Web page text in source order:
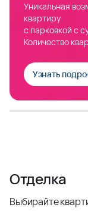
Уникальная
квартиру
с парковкой с
Количество
Узнать
Отделка
Выбирайте